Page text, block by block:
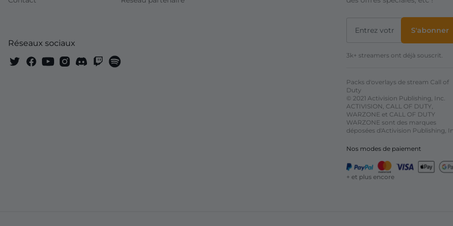
Réseaux sociaux
S'abonner
3k+ streamers ont déjà souscrit.
Packs d'overlays de stream Call of
Duty
© 2021 Activision Publishing, Inc.
ACTIVISION, CALL OF DUTY,
WARZONE et CALL OF DUTY
WARZONE sont des marques
déposées d'Activision Publishing,
Nos modes de paiement
+ et plus encore